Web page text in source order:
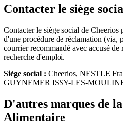
Contacter le siège
Contacter le siège social de Cheerios
d'une procédure de réclamation (via,
courrier recommandé avec accusé
recherche d'emploi.
Siège social : Cheerios, NESTLE
GUYNEMER ISSY-LES-
D'autres marques de
Alimentaire